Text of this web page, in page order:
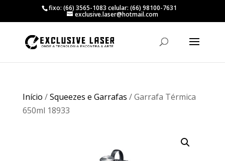
fixo: (66) 3565-1083 celular: (66) 98100-7631
exclusive.laser@hotmail.com
Início /Squeezes e Garrafas / Garrafa Térmica
650ml 18933